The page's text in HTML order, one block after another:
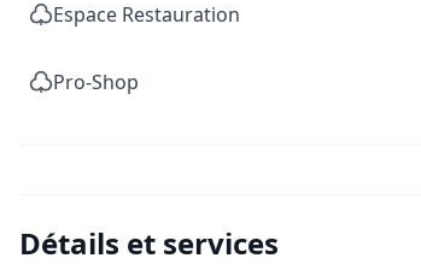
Espace Restauration
Pro-Shop
Détails et services